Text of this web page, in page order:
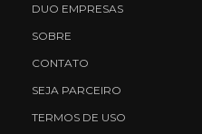
DUO EMPRESAS
SOBRE
CONTATO
SEJA PARCEIRO
TERMOS DE USO